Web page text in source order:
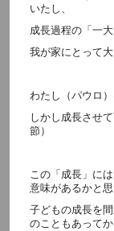
いたし、
成長過程の「一
我が家にとって
わたし（パウロ
しかし成長させ
節）
この「成長」に
意味があるかと思
子どもの成長を
のこともあってか